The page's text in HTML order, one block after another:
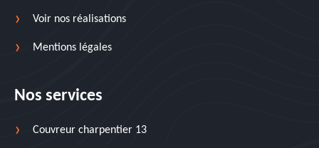
Voir nos réalisations
Mentions légales
Nos services
Couvreur charpentier 13